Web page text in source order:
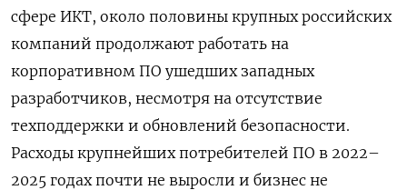
сфере ИКТ, около половины крупных российских
компаний продолжают работать на
корпоративном ПО ушедших западных
разработчиков, несмотря на отсутствие
техподдержки и обновлений безопасности.
Расходы крупнейших потребителей ПО в 2022–
2025 годах почти не выросли и бизнес не